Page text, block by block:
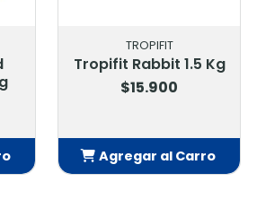
TROPIFIT
Tropifit Rabbit 1.5 Kg
$15.900
Agregar al Carro